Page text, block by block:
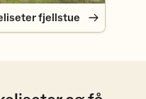
fjellstue